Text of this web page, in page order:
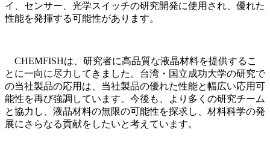
イ、センサー、光学スイッチの研究開発に使用され、優れた
性能を発揮する可能性があります。
CHEMFISHは、研究者に高品質な液晶材料を提供するこ
とに一向に尽力してきました。台湾・国立成功大学の研究で
の当社製品の応用は、当社製品の優れた性能と幅広い応用可
能性を再び強調しています。今後も、より多くの研究チーム
と協力し、液晶材料の無限の可能性を探求し、材料科学の発
展にさらなる貢献をしたいと考えています。